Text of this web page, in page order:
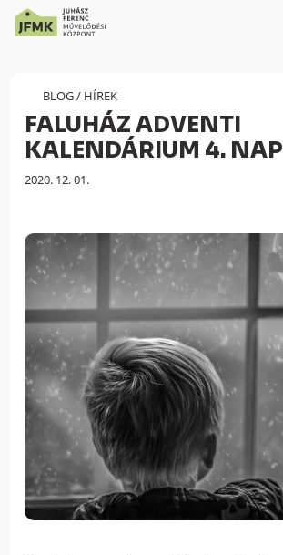
Content
navigációhoz
BLOG/ HÍREK
FALUHÁZ ADVENTI
KALENDÁRIUM 4. NAP
Megjelenés
2020. 12. 01.